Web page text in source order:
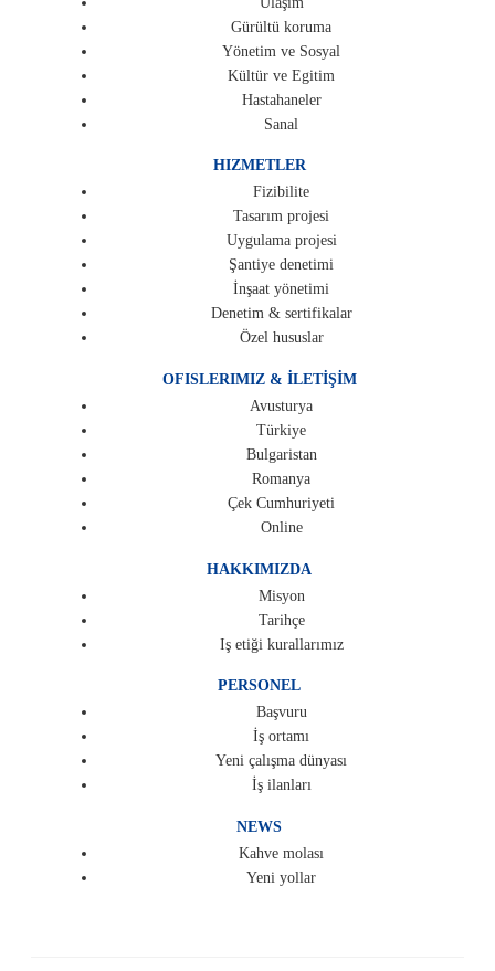
Gürültü koruma
Yönetim ve Sosyal
Kültür ve Egitim
Hastahaneler
Sanal
HIZMETLER
Fizibilite
Tasarım projesi
Uygulama projesi
Şantiye denetimi
İnşaat yönetimi
Denetim & sertifikalar
Özel hususlar
OFISLERIMIZ & İLETİŞİM
Avusturya
Türkiye
Bulgaristan
Romanya
Çek Cumhuriyeti
Online
HAKKIMIZDA
Misyon
Tarihçe
Iş etiği kurallarımız
PERSONEL
Başvuru
İş ortamı
Yeni çalışma dünyası
İş ilanları
NEWS
Kahve molası
Yeni yollar